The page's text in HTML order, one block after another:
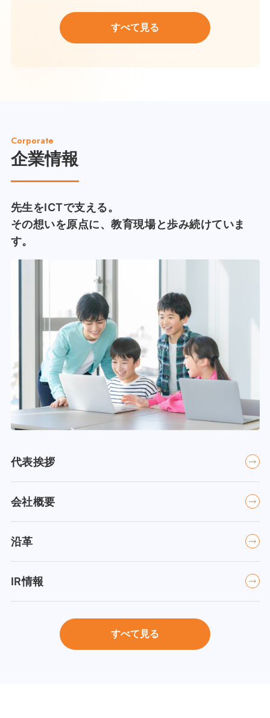
すべて見る
Corporate
企業情報
先生をICTで支える。
その想いを原点に、教育現場と歩み続けていま
す。
代表挨拶
会社概要
沿革
IR情報
すべて見る